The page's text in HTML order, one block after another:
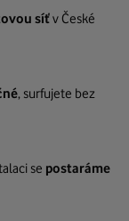
síťv České
, surfujete bez
se postaráme